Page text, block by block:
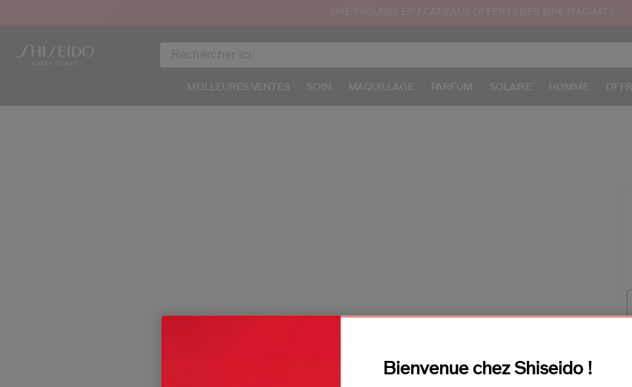
MEILLEURES VENTES SOIN MAQUILLAGE PARFUM SOLAIRE HOMME
Vous profiterez d’un accès en avant-première aux
Bienvenue chez Shiseido !